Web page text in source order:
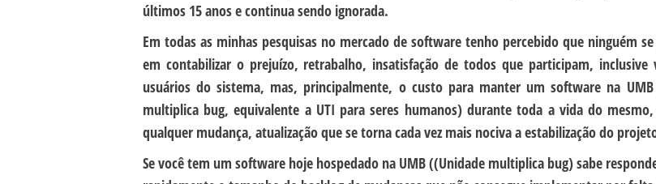
últimos 15 anos e continua sendo ignorada.
Em todas as minhas pesquisas no mercado de software tenho percebido que ninguém
em contabilizar o prejuízo, retrabalho, insatisfação de todos que participam, inclusive
usuários do sistema, mas, principalmente, o custo para manter um software na UMB
multiplica bug, equivalente a UTI para seres humanos) durante toda a vida do
qualquer mudança, atualização que se torna cada vez mais nociva a estabilização do
Se você tem um software hoje hospedado na UMB ((Unidade multiplica bug) sabe